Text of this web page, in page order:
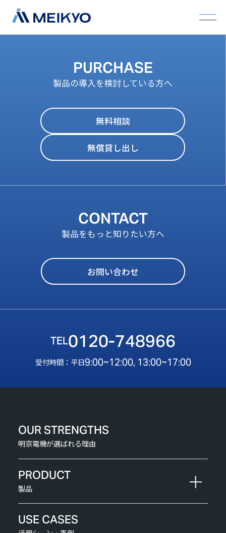
PURCHASE
製品の導入を検討している方へ
無料相談
無償貸し出し
CONTACT
製品をもっと知りたい方へ
お問い合わせ
0120-748966
受付時間：平日9:00~12:00, 13:00~17:00
OUR STRENGTHS
明京電機が選ばれる理由
PRODUCT
製品
USE CASES